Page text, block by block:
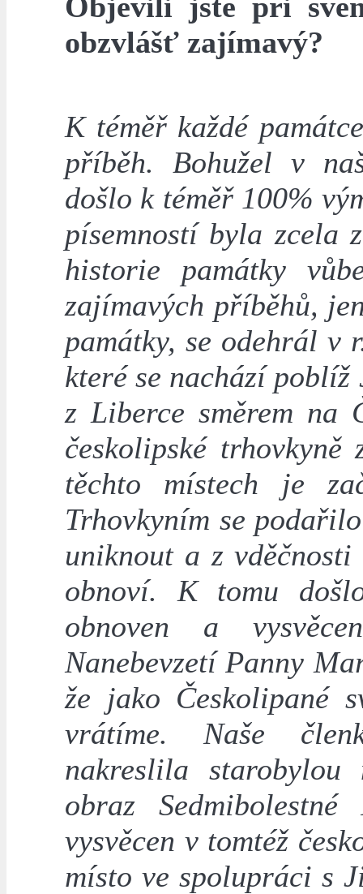
Objevili jste při
obzvlášť zajímavý?
K téměř každé
příběh. Bohužel v
došlo k téměř 100%
písemností byla zcela
historie památky
zajímavých příběhů,
památky, se odehrál v
které se nachází
z Liberce směrem na
českolipské
těchto místech je
Trhovkyním se
uniknout a z
obnoví. K tomu
obnoven a
Nanebevzetí Panny
že jako Českolipané
vrátíme. Naše
nakreslila starobylou
obraz
vysvěcen v tomtéž
místo ve spolupráci s